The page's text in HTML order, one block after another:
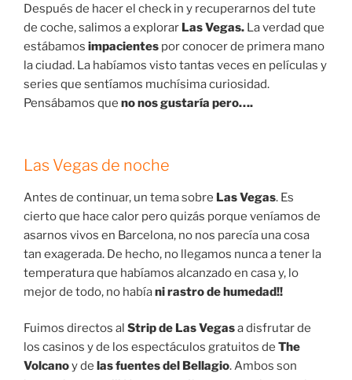
Después de hacer el check in y recuperarnos del tute
de coche, salimos a explorar Las Vegas. La verdad que
estábamos impacientes por conocer de primera mano
la ciudad. La habíamos visto tantas veces en películas y
series que sentíamos muchísima curiosidad.
Pensábamos que no nos gustaría pero….
Las Vegas de noche
Antes de continuar, un tema sobre Las Vegas. Es
cierto que hace calor pero quizás porque veníamos de
asarnos vivos en Barcelona, no nos parecía una cosa
tan exagerada. De hecho, no llegamos nunca a tener la
temperatura que habíamos alcanzado en casa y, lo
mejor de todo, no habíani rastro de humedad!!
Fuimos directos al Strip de Las Vegasa disfrutar de
los casinos y de los espectáculos gratuitos de The
Volcanoy de las fuentes del Bellagio. Ambos son